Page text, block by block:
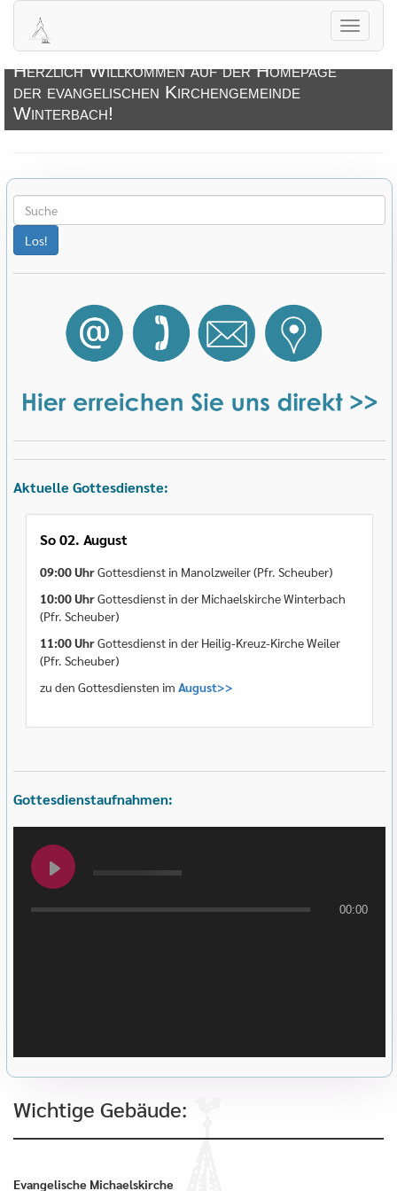
öffnen
Herzlich Willkommen auf der Homepage
der evangelischen Kirchengemeinde
Winterbach!
Aktuelle Gottesdienste:
So 02. August
09:00 UhrGottesdienst in Manolzweiler (Pfr. Scheuber)
10:00 UhrGottesdienst in der Michaelskirche Winterbach
(Pfr. Scheuber)
11:00 UhrGottesdienst in der Heilig-Kreuz-Kirche Weiler
(Pfr. Scheuber)
zu den Gottesdiensten im August>>
Gottesdienstaufnahmen:
00:00
Wichtige Gebäude:
Evangelische Michaelskirche